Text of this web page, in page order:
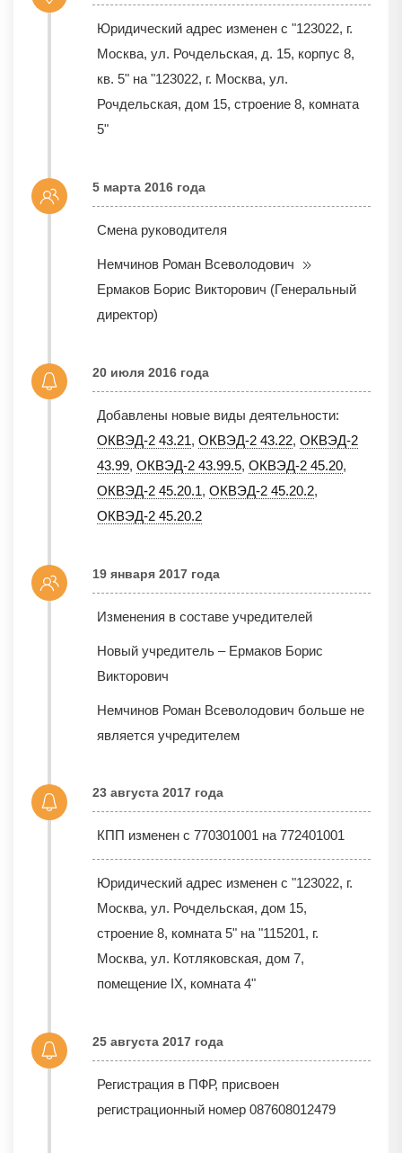
Юридический адрес изменен с "123022, г.
Москва, ул. Рочдельская, д. 15, корпус 8,
кв. 5" на "123022, г. Москва, ул.
Рочдельская, дом 15, строение 8, комната
5"
5 марта 2016 года
Смена руководителя
Немчинов Роман Всеволодович
Ермаков Борис Викторович (Генеральный
директор)
20 июля 2016 года
Добавлены новые виды деятельности:
ОКВЭД-2 43.21, ОКВЭД-2 43.22, ОКВЭД-2
43.99, ОКВЭД-2 43.99.5, ОКВЭД-2 45.20,
ОКВЭД-2 45.20.1, ОКВЭД-2 45.20.2,
ОКВЭД-2 45.20.2
19 января 2017 года
Изменения в составе учредителей
Новый учредитель – Ермаков Борис
Викторович
Немчинов Роман Всеволодович больше не
является учредителем
23 августа 2017 года
КПП изменен с 770301001 на 772401001
Юридический адрес изменен с "123022, г.
Москва, ул. Рочдельская, дом 15,
строение 8, комната 5" на "115201, г.
Москва, ул. Котляковская, дом 7,
помещение IX, комната 4"
25 августа 2017 года
Регистрация в ПФР, присвоен
регистрационный номер 087608012479